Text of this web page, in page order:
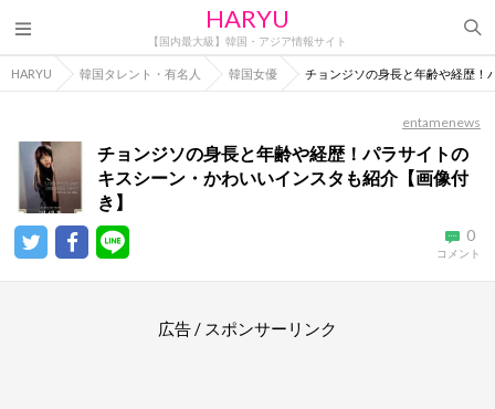
HARYU
【国内最大級】韓国・アジア情報サイト
HARYU 韓国タレント・有名人 韓国女優 チョンジソの身長と年齢や経歴！
entamenews
チョンジソの身長と年齢や経歴！パラサイトの
キスシーン・かわいいインスタも紹介【画像付
き】
0
コメント
広告 / スポンサーリンク